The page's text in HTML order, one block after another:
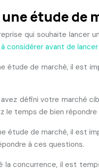
étude de
qui souhaite lancer
considérer avant de
étude de marché, il
défini votre marché
le temps de bien
étude de marché, il est
à ces questions.
la concurrence, il est